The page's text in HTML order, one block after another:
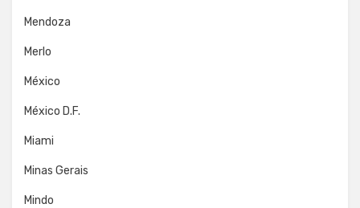
Mendoza
Merlo
México
México D.F.
Miami
Minas Gerais
Mindo